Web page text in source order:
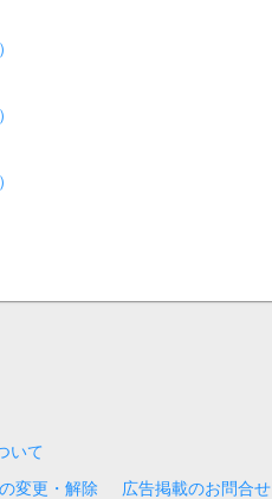
いて
変更・解除
広告掲載のお問合せ